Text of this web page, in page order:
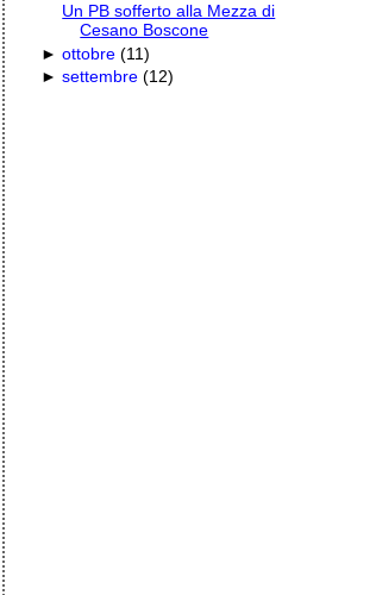
Un PB sofferto alla Mezza di
Cesano Boscone
►ottobre (11)
►settembre (12)